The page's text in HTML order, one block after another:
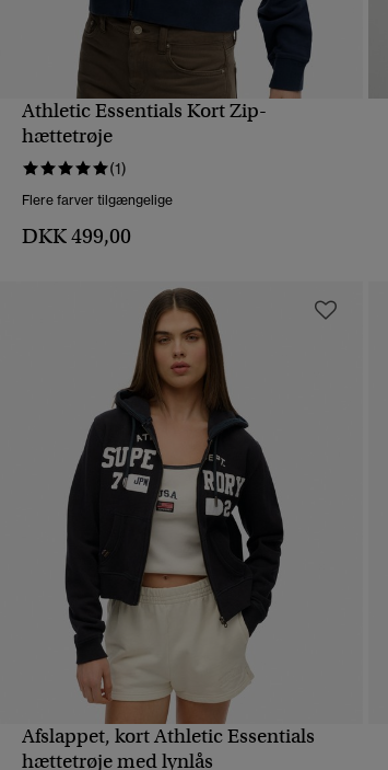
Athletic Essentials Kort Zip-
hættetrøje
(1)
Flere farver tilgængelige
DKK 499,00
HURTIGVISNING
Afslappet, kort Athletic Essentials
hættetrøje med lynlås